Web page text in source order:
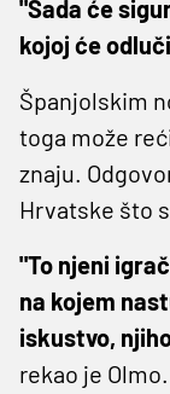
"Sada će
kojoj će
Španjolskim
toga može
znaju.
Hrvatske što
"To njeni
na kojem
iskustvo,
rekao je Olmo.